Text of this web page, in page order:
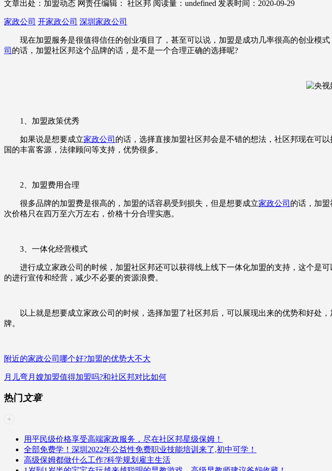
文章出处：加盟动态 网责任编辑： 社区邦 阅读量： undefined 发表时间：2020-09-29
家政公司 开家政公司 深圳家政公司
现在加盟服务是很值得信任的创业项目了，甚至可以说，加盟是成功几率很高的创业模
司 的话，加盟社区邦这个品牌的话，是不是一个合理正确的选择呢?
1、加盟政策优秀
如果说是想要成立家政公司 的话，选择直接加盟社区邦会是不错的想法，社区邦现在可
国的丰富客源，法律顾问等支持，优势很多。
2、加盟费用合理
很多品牌的加盟费是很高的，加盟的话容易受到损失，但是想要成立家政公司 的话，加
次价格只在四万至六万左右，价格十分合理实惠。
3、一体化经营模式
进行成立家政公司的时候，加盟社区邦还可以获得线上线下一体化加盟的支持，这个是
的进行宣传和经营，减少不必要的资源浪费。
以上就是想要成立家政公司的时候，选择加盟了社区邦后，可以展现出来的优势和好处
牌。
附近的家政公司哪个好?加盟的优势大不大
月儿弯月嫂加盟值得加盟吗?和社区邦对比如何
热门 文章
用平民级价格享受高端家政服务，尽在社区邦星级保姆！
全部免费学！深圳2022年公益性免费职业技能培训来了,初中可学！
高级保姆都做什么工作?科学规划雇主生活